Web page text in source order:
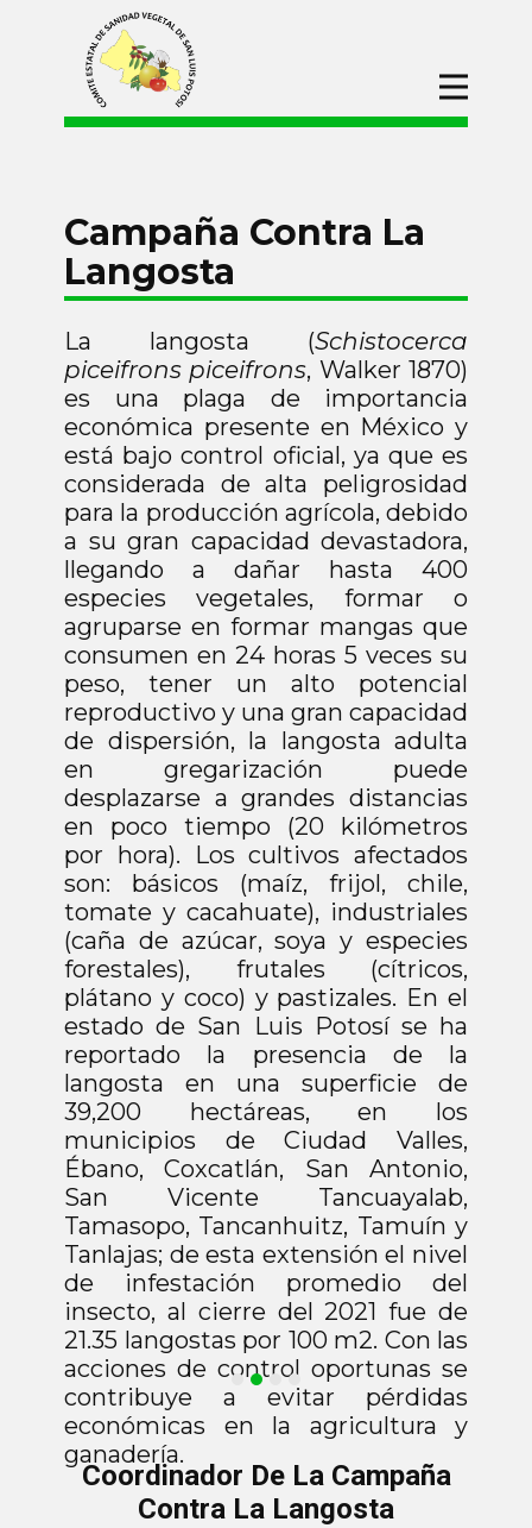
Inicio
Manejo Fitosanitario En Apoyo A La
Producción Para El Bienestar (Maíz Y
Frijol)
Fitosanitaria
Campaña Contra Plagas
Reglamentadas De Los Cítricos
Campaña Nacional Contra Moscas
De La Fruta
Campaña Contra La Langosta
Campaña Contra Plagas Del Cafeto
Campaña Del Manejo Fitosanitario
De Hortalizas
Operación de Puntos de Verificación
Interna en Materia Fitosanitaria
Inocuidad Agricola
Procesos de
Adquisiciones
Convocatorias
Divulgación
Campaña Contra La
Langosta
La langosta (Schistocerca
piceifrons piceifrons, Walker 1870)
es una plaga de importancia
económica presente en México y
está bajo control oficial, ya que es
considerada de alta peligrosidad
para la producción agrícola, debido
a su gran capacidad devastadora,
llegando a dañar hasta 400
especies vegetales, formar o
agruparse en formar mangas que
consumen en 24 horas 5 veces su
peso, tener un alto potencial
reproductivo y una gran capacidad
de dispersión, la langosta adulta
en gregarización puede
desplazarse a grandes distancias
en poco tiempo (20 kilómetros
por hora). Los cultivos afectados
son: básicos (maíz, frijol, chile,
tomate y cacahuate), industriales
(caña de azúcar, soya y especies
forestales), frutales (cítricos,
plátano y coco) y pastizales. En el
estado de San Luis Potosí se ha
reportado la presencia de la
langosta en una superficie de
39,200 hectáreas, en los
municipios de Ciudad Valles,
Ébano, Coxcatlán, San Antonio,
San Vicente Tancuayalab,
Tamasopo, Tancanhuitz, Tamuín y
Tanlajas; de esta extensión el nivel
de infestación promedio del
insecto, al cierre del 2021 fue de
21.35 langostas por 100 m2. Con las
acciones de control oportunas se
contribuye a evitar pérdidas
económicas en la agricultura y
ganadería.
Coordinador De La Campaña
Contra La Langosta